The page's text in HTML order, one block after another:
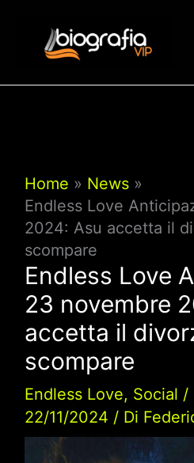
contenuto
Home
News
Endless Love
2024: Asu accetta il
scompare
Endless Love
23 novembre
accetta il
scompare
Endless Love, Social /
22/11/2024 / Di